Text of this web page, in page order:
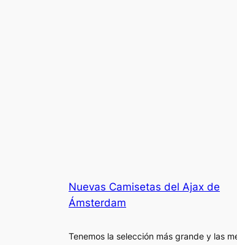
Nuevas Camisetas del Ajax de
Ámsterdam
Tenemos la selección más grande y las